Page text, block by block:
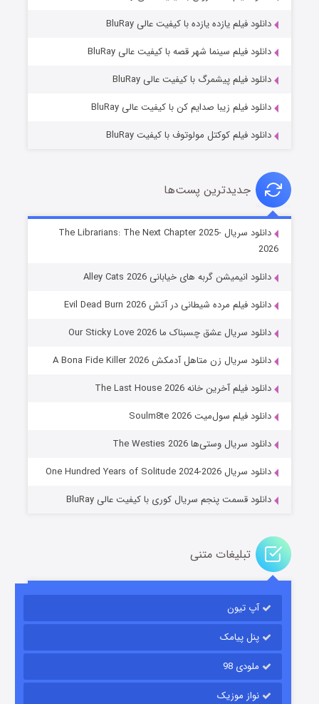
شوهر
عملیات آپارتمان
مردگان متحرک: شهر مرده ۳
قسمت۲ (زیرنویس) منتشر شد
دانلود فیلم یازده یازده با کیفیت عالی BluRay
دانلود فیلم سینما شهر قصه با کیفیت عالی BluRay
دانلود فیلم پیشمرگ با کیفیت عالی BluRay
دانلود فیلم زیبا صدایم کن با کیفیت عالی BluRay
دانلود فیلم کوکتل مولوتوف با کیفیت BluRay
جدیدترین پست‌ها
دانلود سریال The Librarians: The Next Chapter 2025-
2026
دانلود انیمیشن گربه های خیابانی Alley Cats 2026
دانلود فیلم مرده شیطانی در آتش Evil Dead Burn 2026
دانلود سریال عشق چسبناک ما Our Sticky Love 2026
دانلود سریال زن متاهل آدمکش A Bona Fide Killer 2026
دانلود فیلم آخرین خانه The Last House 2026
دانلود فیلم سول‌میت Soulm8te 2026
دانلود سریال وستی‌ها The Westies 2026
دانلود سریال One Hundred Years of Solitude 2024-2026
دانلود قسمت پنجم سریال کوری با کیفیت عالی BluRay
تبلیغات متنی
آپ تیون
پنل پیامک
ملودی 98
نواز موزیک